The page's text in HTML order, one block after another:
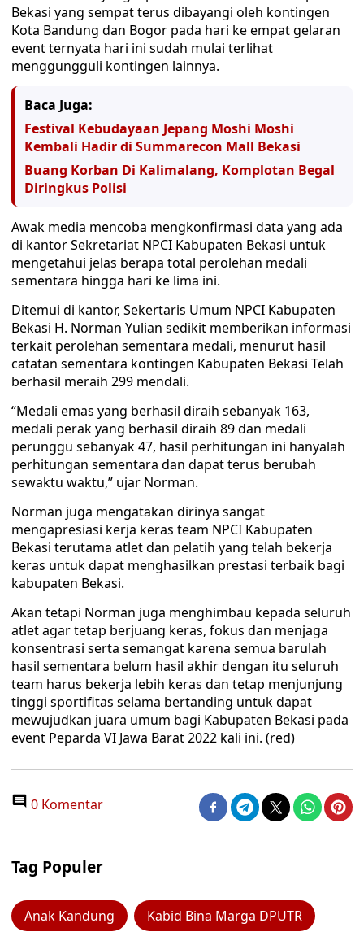
Bekasi yang sempat terus dibayangi oleh kontingen
Kota Bandung dan Bogor pada hari ke empat gelaran
event ternyata hari ini sudah mulai terlihat
menggungguli kontingen lainnya.
Baca Juga:
Festival Kebudayaan Jepang Moshi Moshi
Kembali Hadir di Summarecon Mall Bekasi
Buang Korban Di Kalimalang, Komplotan Begal
Diringkus Polisi
Awak media mencoba mengkonfirmasi data yang ada
di kantor Sekretariat NPCI Kabupaten Bekasi untuk
mengetahui jelas berapa total perolehan medali
sementara hingga hari ke lima ini.
Ditemui di kantor, Sekertaris Umum NPCI Kabupaten
Bekasi H. Norman Yulian sedikit memberikan informasi
terkait perolehan sementara medali, menurut hasil
catatan sementara kontingen Kabupaten Bekasi Telah
berhasil meraih 299 mendali.
“Medali emas yang berhasil diraih sebanyak 163,
medali perak yang berhasil diraih 89 dan medali
perunggu sebanyak 47, hasil perhitungan ini hanyalah
perhitungan sementara dan dapat terus berubah
sewaktu waktu,” ujar Norman.
Norman juga mengatakan dirinya sangat
mengapresiasi kerja keras team NPCI Kabupaten
Bekasi terutama atlet dan pelatih yang telah bekerja
keras untuk dapat menghasilkan prestasi terbaik bagi
kabupaten Bekasi.
Akan tetapi Norman juga menghimbau kepada seluruh
atlet agar tetap berjuang keras, fokus dan menjaga
konsentrasi serta semangat karena semua barulah
hasil sementara belum hasil akhir dengan itu seluruh
team harus bekerja lebih keras dan tetap menjunjung
tinggi sportifitas selama bertanding untuk dapat
mewujudkan juara umum bagi Kabupaten Bekasi pada
event Peparda VI Jawa Barat 2022 kali ini. (red)
0 Komentar
Tag Populer
Anak Kandung Kabid Bina Marga DPUTR